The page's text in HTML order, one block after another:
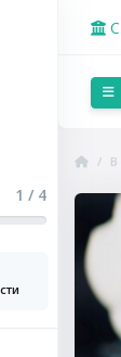
1 / 4
В